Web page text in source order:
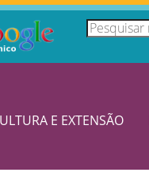
E EXTENSÃO